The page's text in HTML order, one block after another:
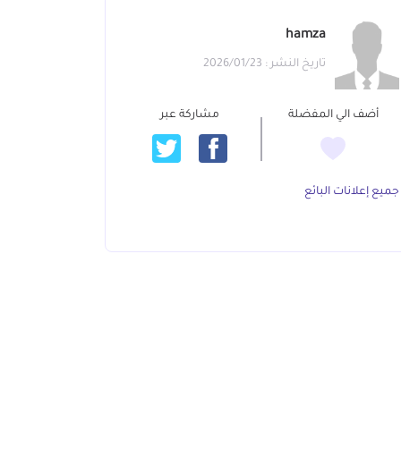
hamza
تاريخ النشر : 2026/01/23
أضف الي المفضلة مشاركة عبر
جميع إعلانات البائع